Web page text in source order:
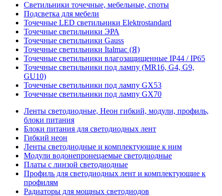
Светильники точечные, мебельные, споты
Подсветка для мебели
Точечные LED светильники Elektrostandard
Точечные светильники ЭРА
Точечные светильники Gauss
Точечные светильники Italmac (Я)
Точечные светильники влагозащищенные IP44 / IP65
Точечные светильники под лампу (MR16, G4, G9,
GU10)
Точечные светильники под лампу GX53
Точечные светильники под лампу GX70
Ленты светодиодные, Неон гибкий, модули, профиль,
блоки питания
Блоки питания для светодиодных лент
Гибкий неон
Ленты светодиодные и комплектующие к ним
Модули водонепронецаемые светодиодные
Платы с линзой светодиодные
Профиль для светодиодных лент и комплектующие к
профилям
Радиаторы для мощных светодиодов